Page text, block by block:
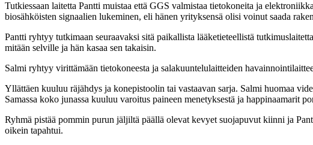
Tutkiessaan laitetta Pantti muistaa että GGS valmistaa tietokoneita ja
biosähköisten signaalien lukeminen, eli hänen yrityksensä olisi voinut saada
Pantti ryhtyy tutkimaan seuraavaksi sitä paikallista lääketieteellistä
mitään selville ja hän kasaa sen takaisin.
Salmi ryhtyy virittämään tietokoneesta ja salakuuntelulaitteiden
Yllättäen kuuluu räjähdys ja konepistoolin tai vastaavan sarja. Salmi huomaa
Samassa koko junassa kuuluu varoitus paineen menetyksestä ja happinaamarit
Ryhmä pistää pommin purun jäljiltä päällä olevat kevyet suojapuvut kiinni ja
oikein tapahtui.